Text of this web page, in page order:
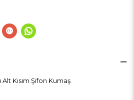
Alt Kısım Şifon Kumaş